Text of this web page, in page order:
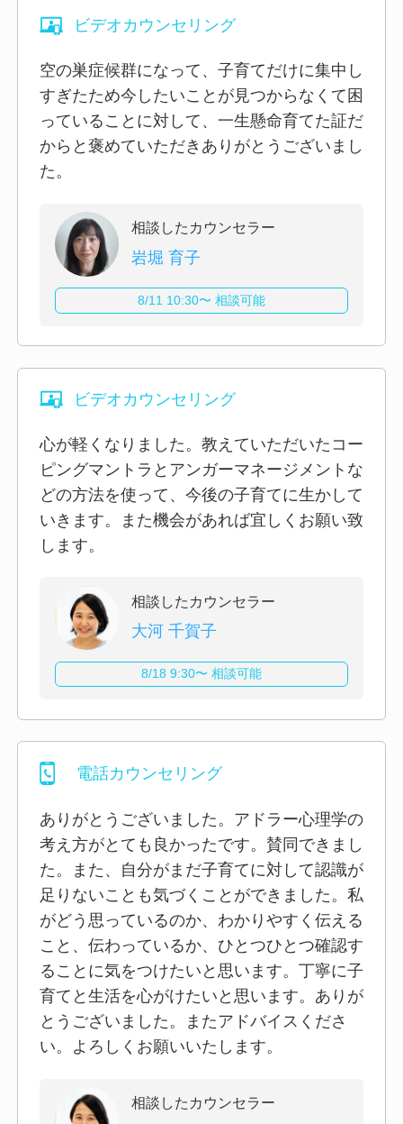
ビデオカウンセリング
空の巣症候群になって、子育てだけに集中し
すぎたため今したいことが見つからなくて困
っていることに対して、一生懸命育てた証だ
からと褒めていただきありがとうございまし
た。
相談したカウンセラー
岩堀 育子
8/11 10:30〜 相談可能
ビデオカウンセリング
心が軽くなりました。教えていただいたコー
ピングマントラとアンガーマネージメントな
どの方法を使って、今後の子育てに生かして
いきます。また機会があれば宜しくお願い致
します。
相談したカウンセラー
大河 千賀子
8/18 9:30〜 相談可能
電話カウンセリング
ありがとうございました。アドラー心理学の
考え方がとても良かったです。賛同できまし
た。また、自分がまだ子育てに対して認識が
足りないことも気づくことができました。私
がどう思っているのか、わかりやすく伝える
こと、伝わっているか、ひとつひとつ確認す
ることに気をつけたいと思います。丁寧に子
育てと生活を心がけたいと思います。ありが
とうございました。またアドバイスくださ
い。よろしくお願いいたします。
相談したカウンセラー